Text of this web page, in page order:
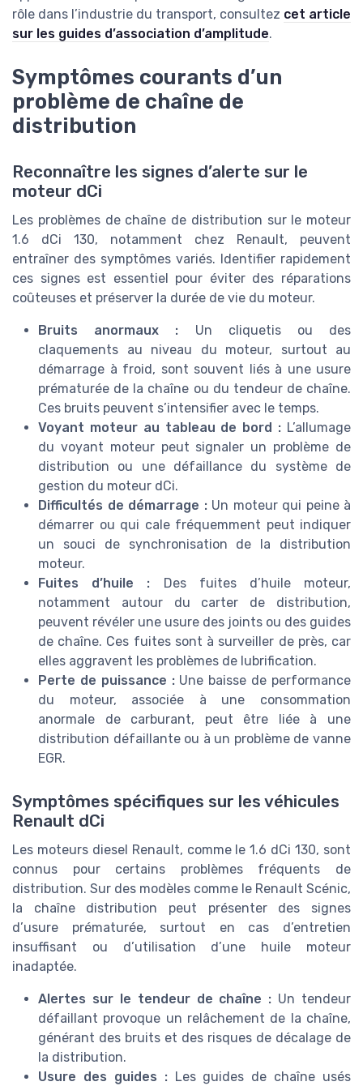
rôle dans l’industrie du transport, consultez cet article
sur les guides d’association d’amplitude.
Symptômes courants d’un
problème de chaîne de
distribution
Reconnaître les signes d’alerte sur le
moteur dCi
Les problèmes de chaîne de distribution sur le moteur
1.6 dCi 130, notamment chez Renault, peuvent
entraîner des symptômes variés. Identifier rapidement
ces signes est essentiel pour éviter des réparations
coûteuses et préserver la durée de vie du moteur.
Bruits anormaux : Un cliquetis ou des
claquements au niveau du moteur, surtout au
démarrage à froid, sont souvent liés à une usure
prématurée de la chaîne ou du tendeur de chaîne.
Ces bruits peuvent s’intensifier avec le temps.
Voyant moteur au tableau de bord : L’allumage
du voyant moteur peut signaler un problème de
distribution ou une défaillance du système de
gestion du moteur dCi.
Difficultés de démarrage :Un moteur qui peine à
démarrer ou qui cale fréquemment peut indiquer
un souci de synchronisation de la distribution
moteur.
Fuites d’huile : Des fuites d’huile moteur,
notamment autour du carter de distribution,
peuvent révéler une usure des joints ou des guides
de chaîne. Ces fuites sont à surveiller de près, car
elles aggravent les problèmes de lubrification.
Perte de puissance :Une baisse de performance
du moteur, associée à une consommation
anormale de carburant, peut être liée à une
distribution défaillante ou à un problème de vanne
EGR.
Symptômes spécifiques sur les véhicules
Renault dCi
Les moteurs diesel Renault, comme le 1.6 dCi 130, sont
connus pour certains problèmes fréquents de
distribution. Sur des modèles comme le Renault Scénic,
la chaîne distribution peut présenter des signes
d’usure prématurée, surtout en cas d’entretien
insuffisant ou d’utilisation d’une huile moteur
inadaptée.
Alertes sur le tendeur de chaîne : Un tendeur
défaillant provoque un relâchement de la chaîne,
générant des bruits et des risques de décalage de
la distribution.
Usure des guides :Les guides de chaîne usés